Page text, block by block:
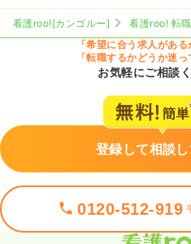
看護roo![カンゴルー] 看護roo! 転職
「希望に合う求人がある
「転職するかどうか迷
お気軽にご相談
登録して相談
0120-512-919